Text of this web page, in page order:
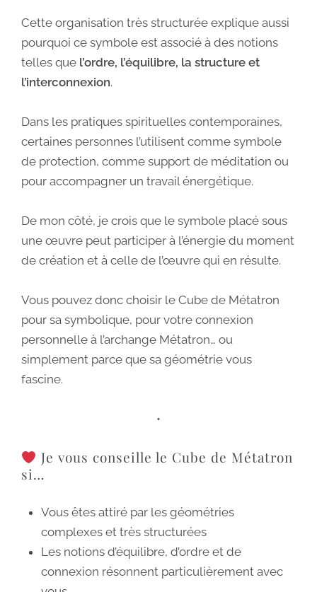
Cette organisation très structurée explique aussi
pourquoi ce symbole est associé à des notions
telles que l’ordre, l’équilibre, la structure et
l’interconnexion.
Dans les pratiques spirituelles contemporaines,
certaines personnes l’utilisent comme symbole
de protection, comme support de méditation ou
pour accompagner un travail énergétique.
De mon côté, je crois que le symbole placé sous
une œuvre peut participer à l’énergie du moment
de création et à celle de l’œuvre qui en résulte.
Vous pouvez donc choisir le Cube de Métatron
pour sa symbolique, pour votre connexion
personnelle à l’archange Métatron… ou
simplement parce que sa géométrie vous
fascine.
•
Je vous conseille le Cube de Métatron
si…
Vous êtes attiré par les géométries
complexes et très structurées
Les notions d’équilibre, d’ordre et de
connexion résonnent particulièrement avec